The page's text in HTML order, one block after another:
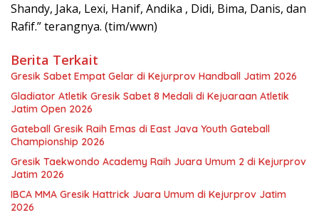
Shandy, Jaka, Lexi, Hanif, Andika , Didi, Bima, Danis, dan
Rafif.” terangnya. (tim/wwn)
Berita Terkait
Gresik Sabet Empat Gelar di Kejurprov Handball Jatim 2026
Gladiator Atletik Gresik Sabet 8 Medali di Kejuaraan Atletik
Jatim Open 2026
Gateball Gresik Raih Emas di East Java Youth Gateball
Championship 2026
Gresik Taekwondo Academy Raih Juara Umum 2 di Kejurprov
Jatim 2026
IBCA MMA Gresik Hattrick Juara Umum di Kejurprov Jatim
2026